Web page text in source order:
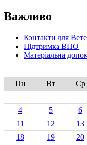
Важливо
Контакти для
Підтримка ВПО
Матеріальна
Пн
Вт Ср
4
5 6
11
12 13
18
19 20